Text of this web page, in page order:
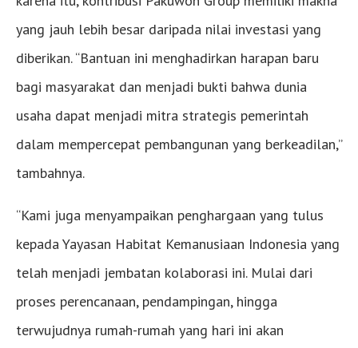
yang jauh lebih besar daripada nilai investasi yang
diberikan. “Bantuan ini menghadirkan harapan baru
bagi masyarakat dan menjadi bukti bahwa dunia
usaha dapat menjadi mitra strategis pemerintah
dalam mempercepat pembangunan yang berkeadilan,”
tambahnya.
“Kami juga menyampaikan penghargaan yang tulus
kepada Yayasan Habitat Kemanusiaan Indonesia yang
telah menjadi jembatan kolaborasi ini. Mulai dari
proses perencanaan, pendampingan, hingga
terwujudnya rumah-rumah yang hari ini akan